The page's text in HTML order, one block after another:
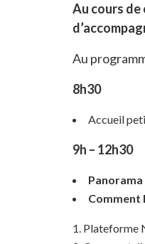
Au cours
Au
8h30
Accueil
9h – 12h30
Comment
Plateforme